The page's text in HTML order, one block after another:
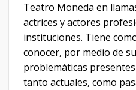
Teatro Moneda en
actrices y actores
instituciones. Tiene
conocer, por medio de
problemáticas
tanto actuales, como